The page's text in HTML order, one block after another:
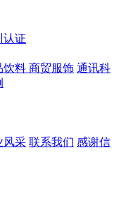
认证
饮料 商贸服饰 通讯科
风采 联系我们 感谢信